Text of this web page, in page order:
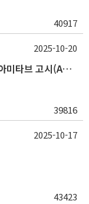
40917
(10/27) 제14회 박경리문학상 수상작가, 아미타브 고시(Amitav Ghosh) 강연 안내
39816
2025-10-20
43423
2025-10-17